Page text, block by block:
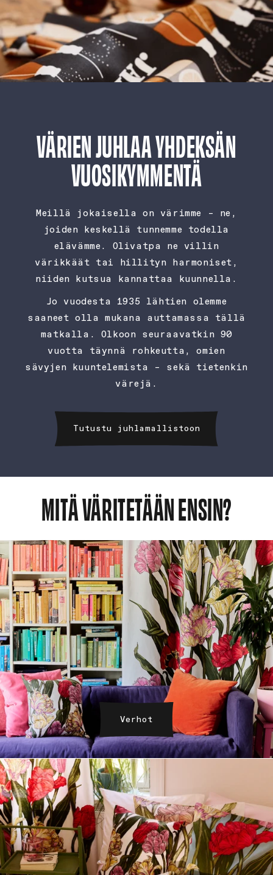
VÄRIEN JUHLAA YHDEKSÄN
VUOSIKYMMENTÄ
Meillä jokaisella on värimme – ne,
joiden keskellä tunnemme todella
elävämme. Olivatpa ne villin
värikkäät tai hillityn harmoniset,
niiden kutsua kannattaa kuunnella.
Jo vuodesta 1935 lähtien olemme
saaneet olla mukana auttamassa tällä
matkalla. Olkoon seuraavatkin 90
vuotta täynnä rohkeutta, omien
sävyjen kuuntelemista – sekä tietenkin
värejä.
Tutustu juhlamallistoon
MITÄ VÄRITETÄÄN ENSIN?
Verhot